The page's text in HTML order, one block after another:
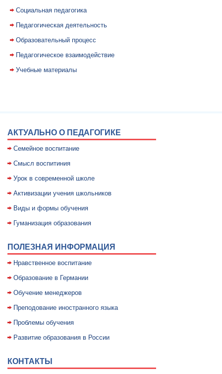
Социальная педагогика
Педагогическая деятельность
Образовательный процесс
Педагогическое взаимодействие
Учебные материалы
АКТУАЛЬНО О ПЕДАГОГИКЕ
Семейное воспитание
Смысл воспитиния
Уpок в совpеменной школе
Активизации учения школьников
Виды и формы обучения
Гуманизация образования
ПОЛЕЗНАЯ ИНФОРМАЦИЯ
Нравственное воспитание
Образование в Германии
Обучение менеджеров
Преподование иностранного языка
Проблемы обучения
Развитие образования в России
КОНТАКТЫ